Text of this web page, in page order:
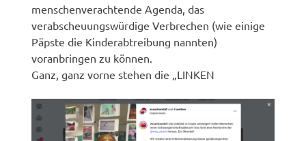
menschenverachtende Agenda, das
verabscheuungswürdige Verbrechen (wie einige
Päpste die Kinderabtreibung nannten)
voranbringen zu können.
Ganz, ganz vorne stehen die „LINKEN